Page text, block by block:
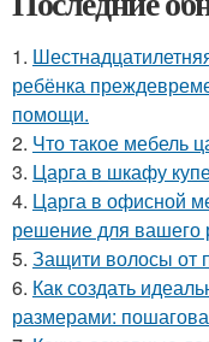
1.
ребёнка
помощи.
2. Что такое мебель
3. Царга в шкафу
4. Царга в офисной
решение для вашего
5. Защити волосы от
6. Как создать
размерами: